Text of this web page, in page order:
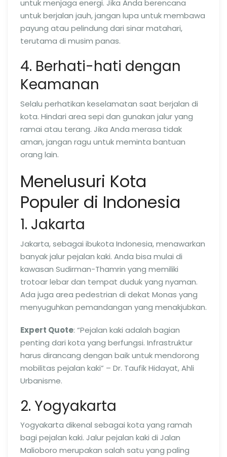
untuk menjaga energi. Jika Anda berencana
untuk berjalan jauh, jangan lupa untuk membawa
payung atau pelindung dari sinar matahari,
terutama di musim panas.
4. Berhati-hati dengan
Keamanan
Selalu perhatikan keselamatan saat berjalan di
kota. Hindari area sepi dan gunakan jalur yang
ramai atau terang. Jika Anda merasa tidak
aman, jangan ragu untuk meminta bantuan
orang lain.
Menelusuri Kota
Populer di Indonesia
1. Jakarta
Jakarta, sebagai ibukota Indonesia, menawarkan
banyak jalur pejalan kaki. Anda bisa mulai di
kawasan Sudirman-Thamrin yang memiliki
trotoar lebar dan tempat duduk yang nyaman.
Ada juga area pedestrian di dekat Monas yang
menyuguhkan pemandangan yang menakjubkan.
Expert Quote: “Pejalan kaki adalah bagian
penting dari kota yang berfungsi. Infrastruktur
harus dirancang dengan baik untuk mendorong
mobilitas pejalan kaki” – Dr. Taufik Hidayat, Ahli
Urbanisme.
2. Yogyakarta
Yogyakarta dikenal sebagai kota yang ramah
bagi pejalan kaki. Jalur pejalan kaki di Jalan
Malioboro merupakan salah satu yang paling